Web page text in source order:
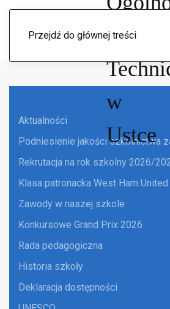
Przejdź do głównej treści
Menu
Aktualności
Podniesienie jakości szkolnictwa
Rekrutacja na rok szkolny 2026/
Klasa patronacka West Ham United
Zawody w naszej szkole
Konkursowe Grand Prix 2026
Rada pedagogiczna
Historia szkoły
Deklaracja dostępności